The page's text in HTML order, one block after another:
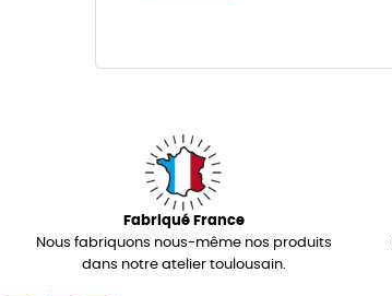
Fabriqué France
Nous fabriquons nous-même nos produits
dans notre atelier toulousain.